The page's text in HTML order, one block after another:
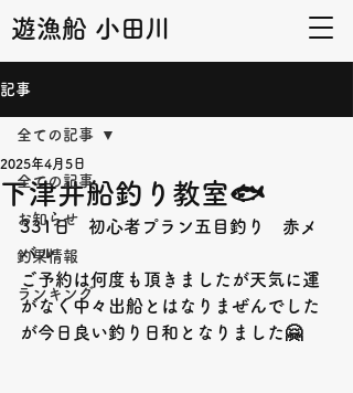
遊漁船 小田川
記事
全ての記事
お知らせ
釣果情報
ランキング
全ての記事
下津井船釣り教室🐟
2025年4月5日
331日　初心者プラン五目釣り　赤メ
バル
ご予約は何度も頂きましたが天気に運
がなく中々出船とはなりまぜんでした
が今日良い釣り日和となりました🤗